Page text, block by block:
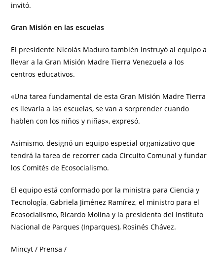
invitó.
Gran Misión en las escuelas
El presidente Nicolás Maduro también instruyó al equipo a
llevar a la Gran Misión Madre Tierra Venezuela a los
centros educativos.
«Una tarea fundamental de esta Gran Misión Madre Tierra
es llevarla a las escuelas, se van a sorprender cuando
hablen con los niños y niñas», expresó.
Asimismo, designó un equipo especial organizativo que
tendrá la tarea de recorrer cada Circuito Comunal y fundar
los Comités de Ecosocialismo.
El equipo está conformado por la ministra para Ciencia y
Tecnología, Gabriela Jiménez Ramírez, el ministro para el
Ecosocialismo, Ricardo Molina y la presidenta del Instituto
Nacional de Parques (Inparques), Rosinés Chávez.
Mincyt / Prensa /